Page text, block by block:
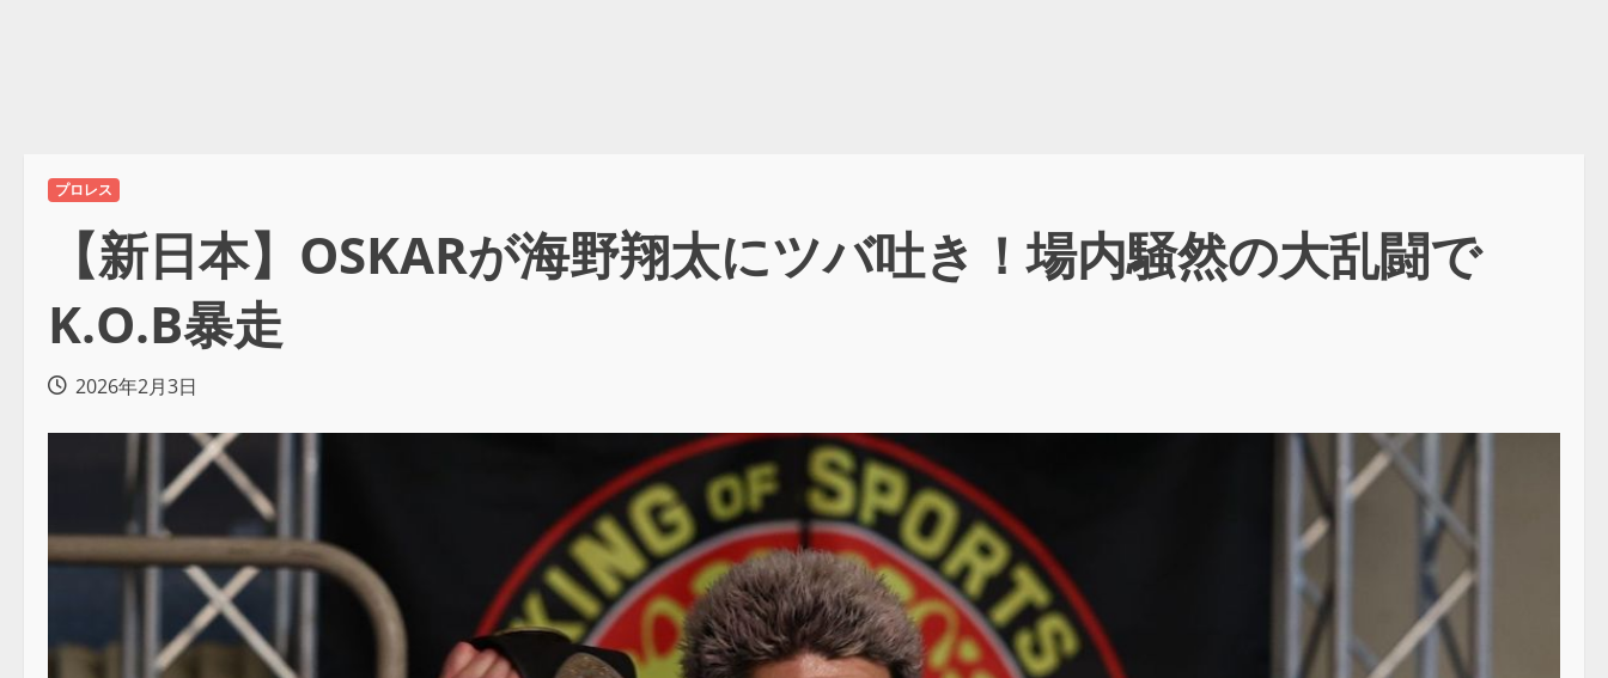
プロレス
【新日本】OSKARが海野翔太にツバ吐き！場内騒然の大乱闘で
K.O.B暴走
2026年2月3日